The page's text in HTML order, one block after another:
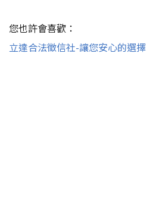
您也許會喜歡：
立達合法徵信社-讓您安心的選擇